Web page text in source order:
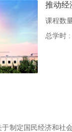
推动经
课程数
总学时 :
制定国民经济和社